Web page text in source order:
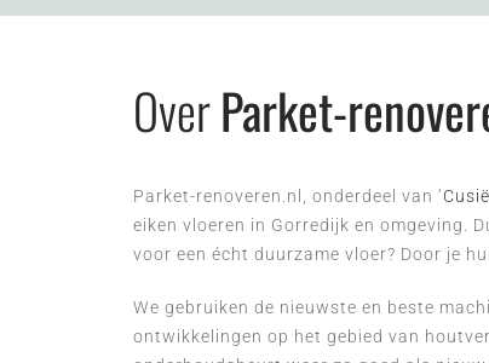
OverParket-
Parket-renoveren.nl, onderdeel van ‘
eiken vloeren in Gorredijk en omgeving.
voor een écht duurzame vloer? Door je
We gebruiken de nieuwste en beste
ontwikkelingen op het gebied van